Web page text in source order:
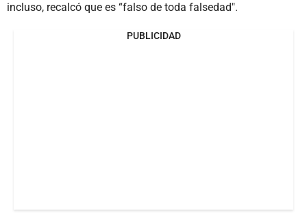
incluso, recalcó que es “falso de toda falsedad".
PUBLICIDAD